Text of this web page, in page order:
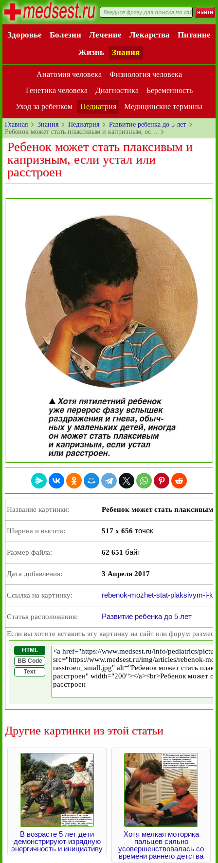
Здоровье Болезни Лечение Лекарства
Питание
Жизнь
Знания
Анатомия человека
Физиология человека
Генетика человека
Диагностика
Беременность
Уход за ребенком
Педиатрия Медицинские термины
Главная Знания Педиатрия
Развитие ребенка до 5 лет
Ребенок может стать плаксивым и капризным, ес…
Ребенок может стать плаксивым и
капризным, если устал или
расстроен
Название картинки: Ребенок может стать плаксивым
Ширина и высота: 517 x 656 точек
Размер файла: 62 651 байт
Дата добавления: 3 Апреля 2017
Ссылка на картинку: rebenok-mozhet-stat-plaksivym-i-
Статья расположения: Развитие ребенка до 5 лет
Если вы хотите вставить эту картинку на сайт или форум
HTML
BB Code
Text
Другие картинки из этой статьи
В возрасте 5 лет дети
демонстрируют изрядную
энергичность и инициативу
Хотя мелкая моторика
пальцев сильно
усовершенствовалась со
времени раннего детства